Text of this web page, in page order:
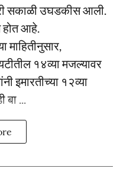
सकाळी उघडकीस आली.
आहे.
माहितीनुसार,
१४व्या मजल्यावर
इमारतीच्या १२व्या
...